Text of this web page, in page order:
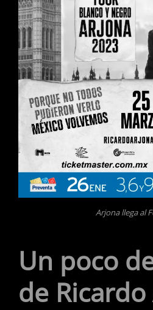
Arjona llega al
Un poco
de